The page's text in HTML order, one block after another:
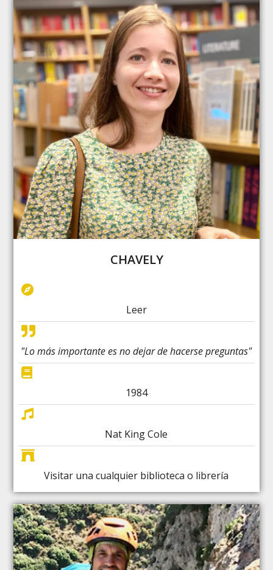
CHAVELY
Leer
"Lo más importante es no dejar de hacerse preguntas"
1984
Nat King Cole
Visitar una cualquier biblioteca o librería